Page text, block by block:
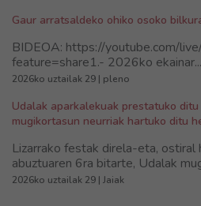
Gaur arratsaldeko ohiko osoko
BIDEOA: https://youtube.com/
feature=share1.- 2026ko ekainar...
2026ko uztailak 29 | pleno
Udalak aparkalekuak prestatuko
mugikortasun neurriak hartuko ditu
Lizarrako festak direla-eta,
abuztuaren 6ra bitarte, Udalak
2026ko uztailak 29 | Jaiak